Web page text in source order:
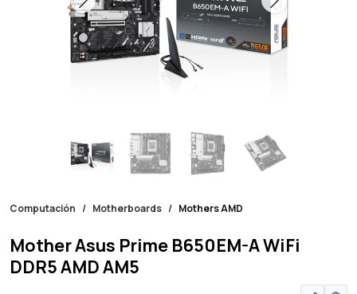
Computación Motherboards Mothers AMD
Mother Asus Prime B650EM-A WiFi
DDR5 AMD AM5